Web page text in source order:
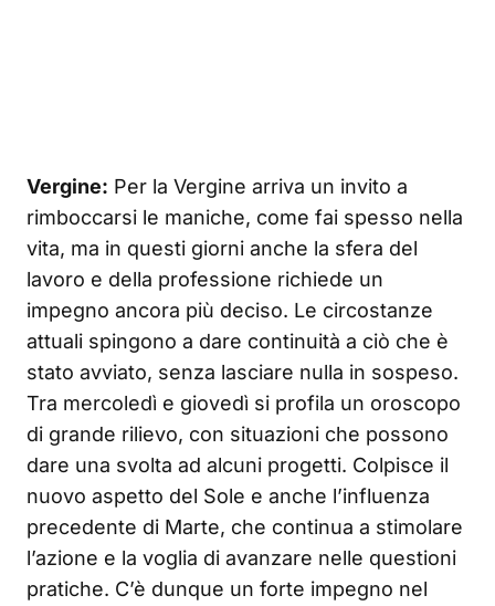
Vergine: Per la Vergine arriva un invito a
rimboccarsi le maniche, come fai spesso nella
vita, ma in questi giorni anche la sfera del
lavoro e della professione richiede un
impegno ancora più deciso. Le circostanze
attuali spingono a dare continuità a ciò che è
stato avviato, senza lasciare nulla in sospeso.
Tra mercoledì e giovedì si profila un oroscopo
di grande rilievo, con situazioni che possono
dare una svolta ad alcuni progetti. Colpisce il
nuovo aspetto del Sole e anche l’influenza
precedente di Marte, che continua a stimolare
l’azione e la voglia di avanzare nelle questioni
pratiche. C’è dunque un forte impegno nel